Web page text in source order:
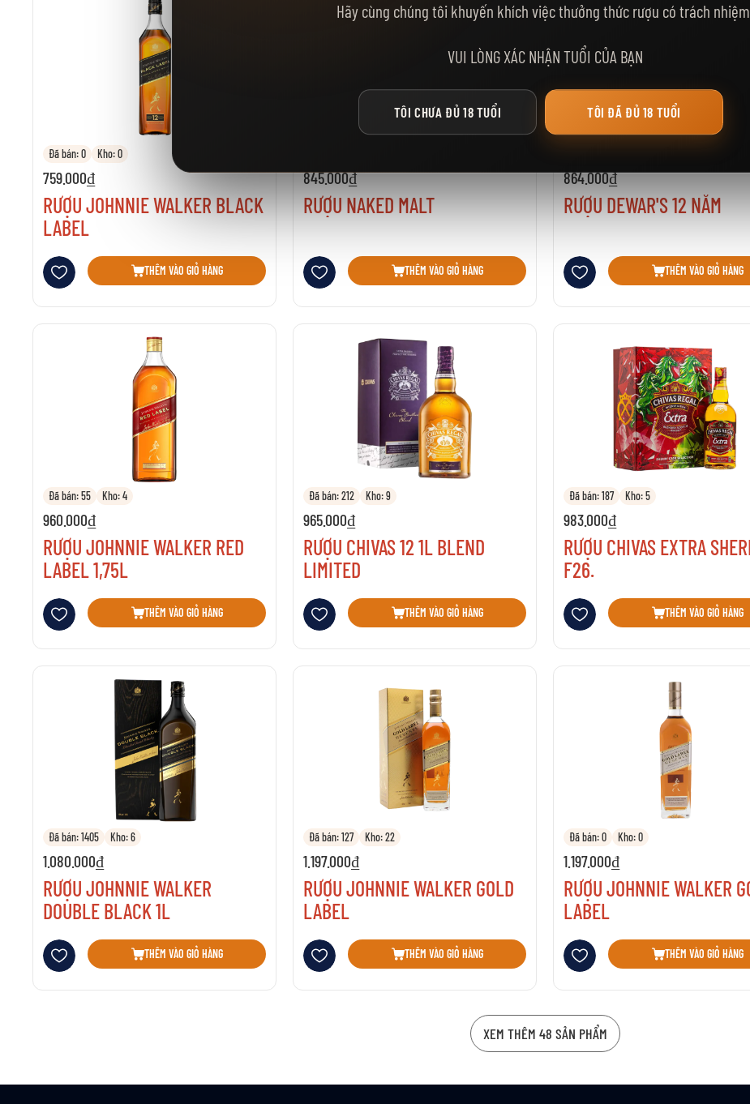
Đã bán: 0 Kho: 0
759.000₫
RƯỢU JOHNNIE WALKER BLACK
LABEL
Thêm vào danh sách yêu thích
THÊM VÀO GIỎ HÀNG
845.000₫
RƯỢU NAKED MALT
Thêm vào danh sách yêu thích
THÊM VÀO GIỎ HÀNG
864.000₫
RƯỢU DEWAR'S 12 NĂM
Thêm vào danh sách yêu thích
THÊM VÀO GIỎ HÀNG
Đã bán: 55 Kho: 4
960.000₫
RƯỢU JOHNNIE WALKER RED
LABEL 1,75L
Thêm vào danh sách yêu thích
THÊM VÀO GIỎ HÀNG
Đã bán: 212 Kho: 9
965.000₫
RƯỢU CHIVAS 12 1L BLEND
LIMITED
Thêm vào danh sách yêu thích
THÊM VÀO GIỎ HÀNG
Đã bán: 187 Kho: 5
983.000₫
RƯỢU CHIVAS EXTRA
F26.
Thêm vào danh sách yêu thích
THÊM VÀO GIỎ HÀNG
Đã bán: 1405 Kho: 6
1.080.000₫
RƯỢU JOHNNIE WALKER
DOUBLE BLACK 1L
Thêm vào danh sách yêu thích
THÊM VÀO GIỎ HÀNG
Đã bán: 127 Kho: 22
1.197.000₫
RƯỢU JOHNNIE WALKER GOLD
LABEL
Thêm vào danh sách yêu thích
THÊM VÀO GIỎ HÀNG
Đã bán: 0 Kho: 0
1.197.000₫
RƯỢU JOHNNIE WALKER
LABEL
Thêm vào danh sách yêu thích
THÊM VÀO GIỎ HÀNG
XEM THÊM 48 SẢN PHẨM
Hãy cùng chúng tôi khuyến khích việc thưởng thức rượu có trách
VUI LÒNG XÁC NHẬN TUỔI CỦA BẠN
TÔI CHƯA ĐỦ 18 TUỔI TÔI ĐÃ ĐỦ 18 TUỔI